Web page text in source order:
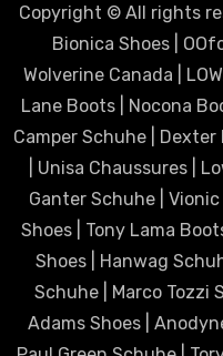
Copyright © All rights
Bionica Shoes
Wolverine Canada
Lane Boots| Nocona
Camper Schuhe| Dexter
Unisa Chaussures|
Ganter Schuhe
Vionic
Shoes| Tony Lama
Shoes
Hanwag
Schuhe
Marco Tozzi
Adams Shoes